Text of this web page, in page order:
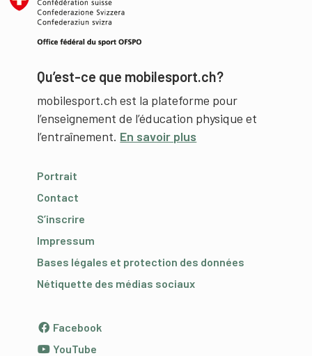
Qu’est-ce que mobilesport.ch?
mobilesport.ch est la plateforme pour
l’enseignement de l’éducation physique et
l’entraînement. En savoir plus
Portrait
Contact
S’inscrire
Impressum
Bases légales et protection des données
Nétiquette des médias sociaux
Facebook
YouTube